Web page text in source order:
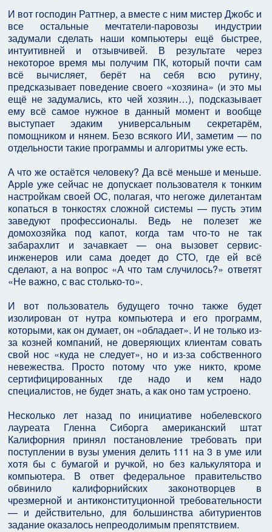
И вот господин Раттнер, а вместе с ним мистер Джобс и
все остальные мечтатели-паровозы индустрии
задумали сделать наши компьютеры ещё быстрее,
интуитивней и отзывчивей. В результате через
некоторое время мы получим ПК, который почти сам
всё вычисляет, берёт на себя всю рутину,
предсказывает поведение своего «хозяина» (и это мы
ещё не задумались, кто чей хозяин…), подсказывает
ему всё самое нужное в данный момент и вообще
выступает эдаким универсальным секретарём,
помощником и нянем. Безо всякого ИИ, заметим — по
отдельности такие программы и алгоритмы уже есть.
А что же остаётся человеку? Да всё меньше и меньше.
Apple уже сейчас не допускает пользователя к тонким
настройкам своей ОС, полагая, что негоже дилетантам
копаться в тонкостях сложной системы — пусть этим
заведуют профессионалы. Ведь не полезет же
домохозяйка под капот, когда там что-то не так
забарахлит и зачавкает — она вызовет сервис-
инженеров или сама доедет до СТО, где ей всё
сделают, а на вопрос «А что там случилось?» ответят
«Не важно, с вас столько-то».
И вот пользователь будущего точно также будет
изолирован от нутра компьютера и его программ,
которыми, как он думает, он «обладает». И не только из-
за козней компаний, не доверяющих клиентам совать
свой нос «куда не следует», но и из-за собственного
невежества. Просто потому что уже никто, кроме
сертифицированных где надо и кем надо
специалистов, не будет знать, а как оно там устроено.
Несколько лет назад по инициативе нобелевского
лауреата Гленна Сиборга американский штат
Калифорния принял постановление требовать при
поступлении в вузы умения делить 111 на 3 в уме или
хотя бы с бумагой и ручкой, но без калькулятора и
компьютера. В ответ федеральное правительство
обвинило калифорнийских законотворцев в
чрезмерной и антиконституционной требовательности
— и действительно, для большинства абитуриентов
задание оказалось непреодолимым препятствием.